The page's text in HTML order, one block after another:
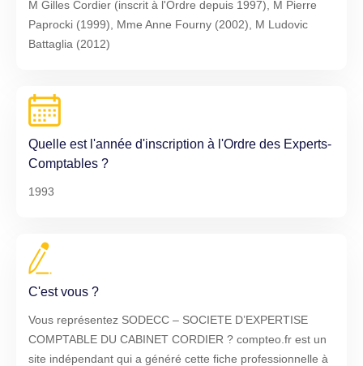
M Gilles Cordier (inscrit à l'Ordre depuis 1997), M Pierre
Paprocki (1999), Mme Anne Fourny (2002), M Ludovic
Battaglia (2012)
Quelle est l'année d'inscription à l'Ordre des Experts-
Comptables ?
1993
C'est vous ?
Vous représentez SODECC – SOCIETE D’EXPERTISE
COMPTABLE DU CABINET CORDIER ? compteo.fr est un
site indépendant qui a généré cette fiche professionnelle à